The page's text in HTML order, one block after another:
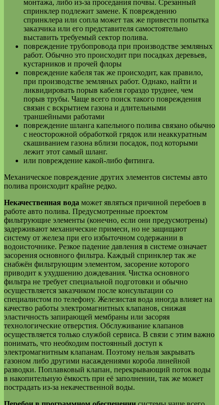
монтажа, либо из-за проседания почвы. Срезанный
спринклер подлежит замене. К повреждению
спринклера или сопла может так же привести попытка
заказчика или его представителя самостоятельно
выставить требуемый сектор полива.
повреждение трубопровода при производстве земляных
работ. Обычно это происходит при посадках деревьев,
кустарников и прочей флоры
повреждение кабеля так же происходит, как правило,
при производстве земляных работ. Однако, найти и
ликвидировать порыв кабеля гораздо труднее, чем
порыв трубы. Чаще всего поиск такого повреждения
связан с вскрытием газона и длительными
траншейными работами
повреждение шланга капельного полива связано обычно
с неосторожной обработкой грядок или неаккуратным
скашиванием газона вблизи посадок, под которыми
лежит этот самый шланг.
или повреждение какой-либо фитинга.
Механическое повреждение других элементов системы авто
полива происходит крайне редко.
Некачественная вода может являться причиной перебоев в
работе авто полива. Предусмотренные проектом
фильтрующие элементы (конечно, если они предусмотрены)
задерживают механические примеси, но не защищают
систему от железа при его избыточном содержании в
водоисточнике. Резкое падение давления в системе означает
засорения основного фильтра. Каждый спринклер так же
снабжён фильтрующим элементом, засорение которого
приводит к ухудшению дождевания. Чистка основного
фильтра не требует специальной подготовки и обычно
осуществляется заказчиком после консультации со
специалистом по телефону. Железистая вода иногда влияет на
качество работы электромагнитных клапанов, снижая
эластичность запирающей мембраны или засоряя
технологические отверстия. Обслуживание клапанов
осуществляется только службой сервиса. В связи с этим важно
понимать, что необходим постоянный доступ к
электромагнитным клапанам. Поэтому нельзя закрывать
газоном либо другими насаждениями короба линейной
разводки. Поплавковый клапан, перекрывающий поток воды
в накопительную ёмкость при её заполнении, так же может
пострадать из-за некачественной воды.